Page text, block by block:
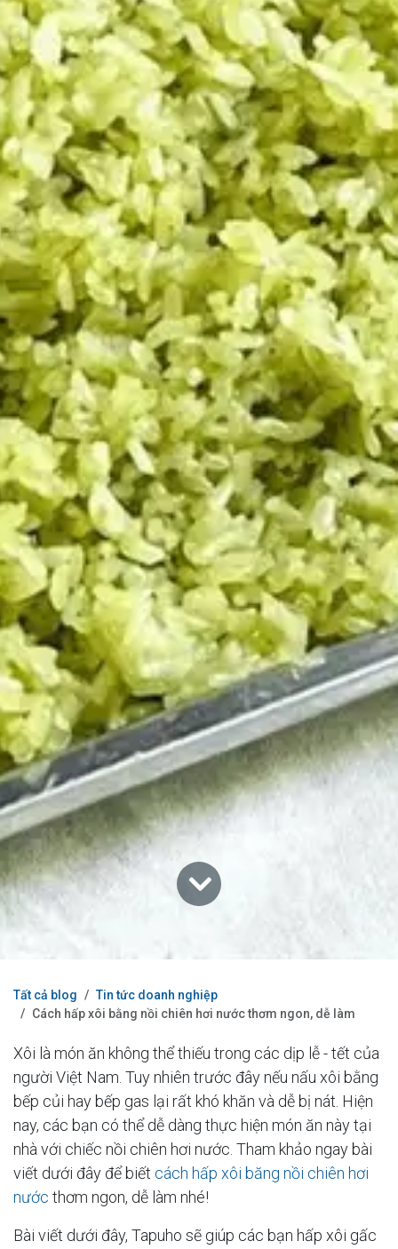
Tất cả blog
Tin tức doanh nghiệp
Cách hấp xôi bằng nồi chiên hơi nước thơm ngon, dễ làm
Xôi là món ăn không thể thiếu trong các dịp lễ - tết của
người Việt Nam. Tuy nhiên trước đây nếu nấu xôi bằng
bếp củi hay bếp gas lại rất khó khăn và dễ bị nát. Hiện
nay, các bạn có thể dễ dàng thực hiện món ăn này tại
nhà với chiếc nồi chiên hơi nước. Tham khảo ngay bài
viết dưới đây để biết cách hấp xôi băng nồi chiên hơi
nước thơm ngon, dễ làm nhé!
Bài viết dưới đây, Tapuho sẽ giúp các bạn hấp xôi gấc